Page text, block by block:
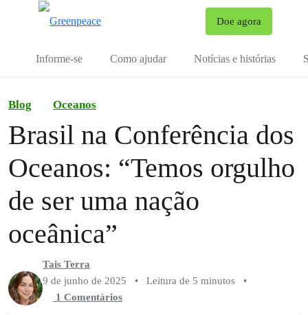
Doe agora
Informe-se Como ajudar Notícias e histórias
Blog Oceanos
Brasil na Conferência dos
Oceanos: “Temos orgulho
de ser uma nação
oceânica”
Tais Terra
9 de junho de 2025
• Leitura de 5 minutos
•
1 Comentários